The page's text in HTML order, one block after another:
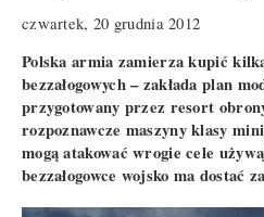
czwartek, 20 grudnia 2012
Polska armia zamierza kupić
bezzałogowych – zakłada plan
przygotowany przez resort
rozpoznawcze maszyny klasy
mogą atakować wrogie cele
bezzałogowce wojsko ma dostać